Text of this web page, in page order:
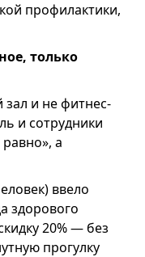
профилактики,
только
и не фитнес-
и сотрудники
а
ввело
здорового
20% — без
прогулку